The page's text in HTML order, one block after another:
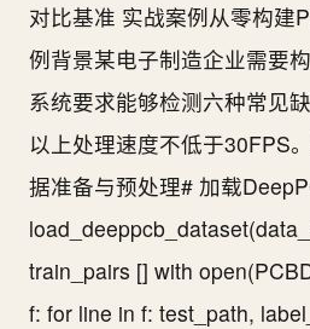
对比基准 实战案例从零构建
例背景某电子制造企业需要
系统要求能够检测六种常见
以上处理速度不低于30FPS
据准备与预处理# 加载
train_pairs [] with
f: for line in f: test_path,